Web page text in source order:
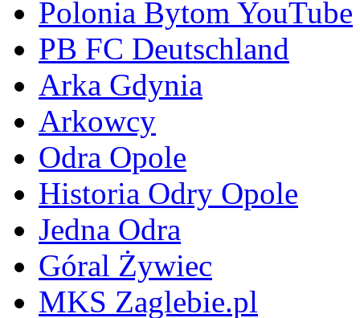
Polonia Bytom YouTube
PB FC Deutschland
Arka Gdynia
Arkowcy
Odra Opole
Historia Odry Opole
Jedna Odra
Góral Żywiec
MKS Zaglebie.pl